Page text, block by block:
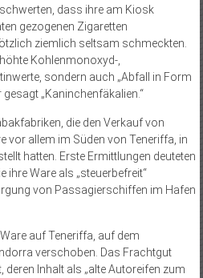
dass ihre am Kiosk
gezogenen Zigaretten
ziemlich seltsam schmeckten.
Kohlenmonoxyd-,
sondern auch „Abfall in Form
„Kaninchenfäkalien.“
die den Verkauf von
vor allem im Süden von Teneriffa, in
hatten. Erste Ermittlungen deuteten
ihre Ware als „steuerbefreit“
von Passagierschiffen im Hafen
auf Teneriffa, auf dem
verschoben. Das Frachtgut
Inhalt als „alte Autoreifen zum